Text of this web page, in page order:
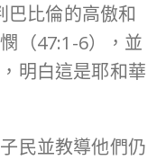
巴比倫的高傲和
（47:1-6），並
明白這是耶和華
民並教導他們仍